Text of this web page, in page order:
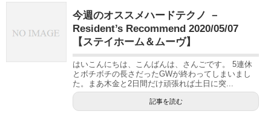
今週のオススメハードテクノ －
Resident’s Recommend 2020/05/07
【ステイホーム＆ムーヴ】
はいこんにちは、こんばんは、さんごです。 5連休
とボチボチの長さだったGWが終わってしまいまし
た。まあ木金と2日間だけ頑張れば土日に突...
記事を読む